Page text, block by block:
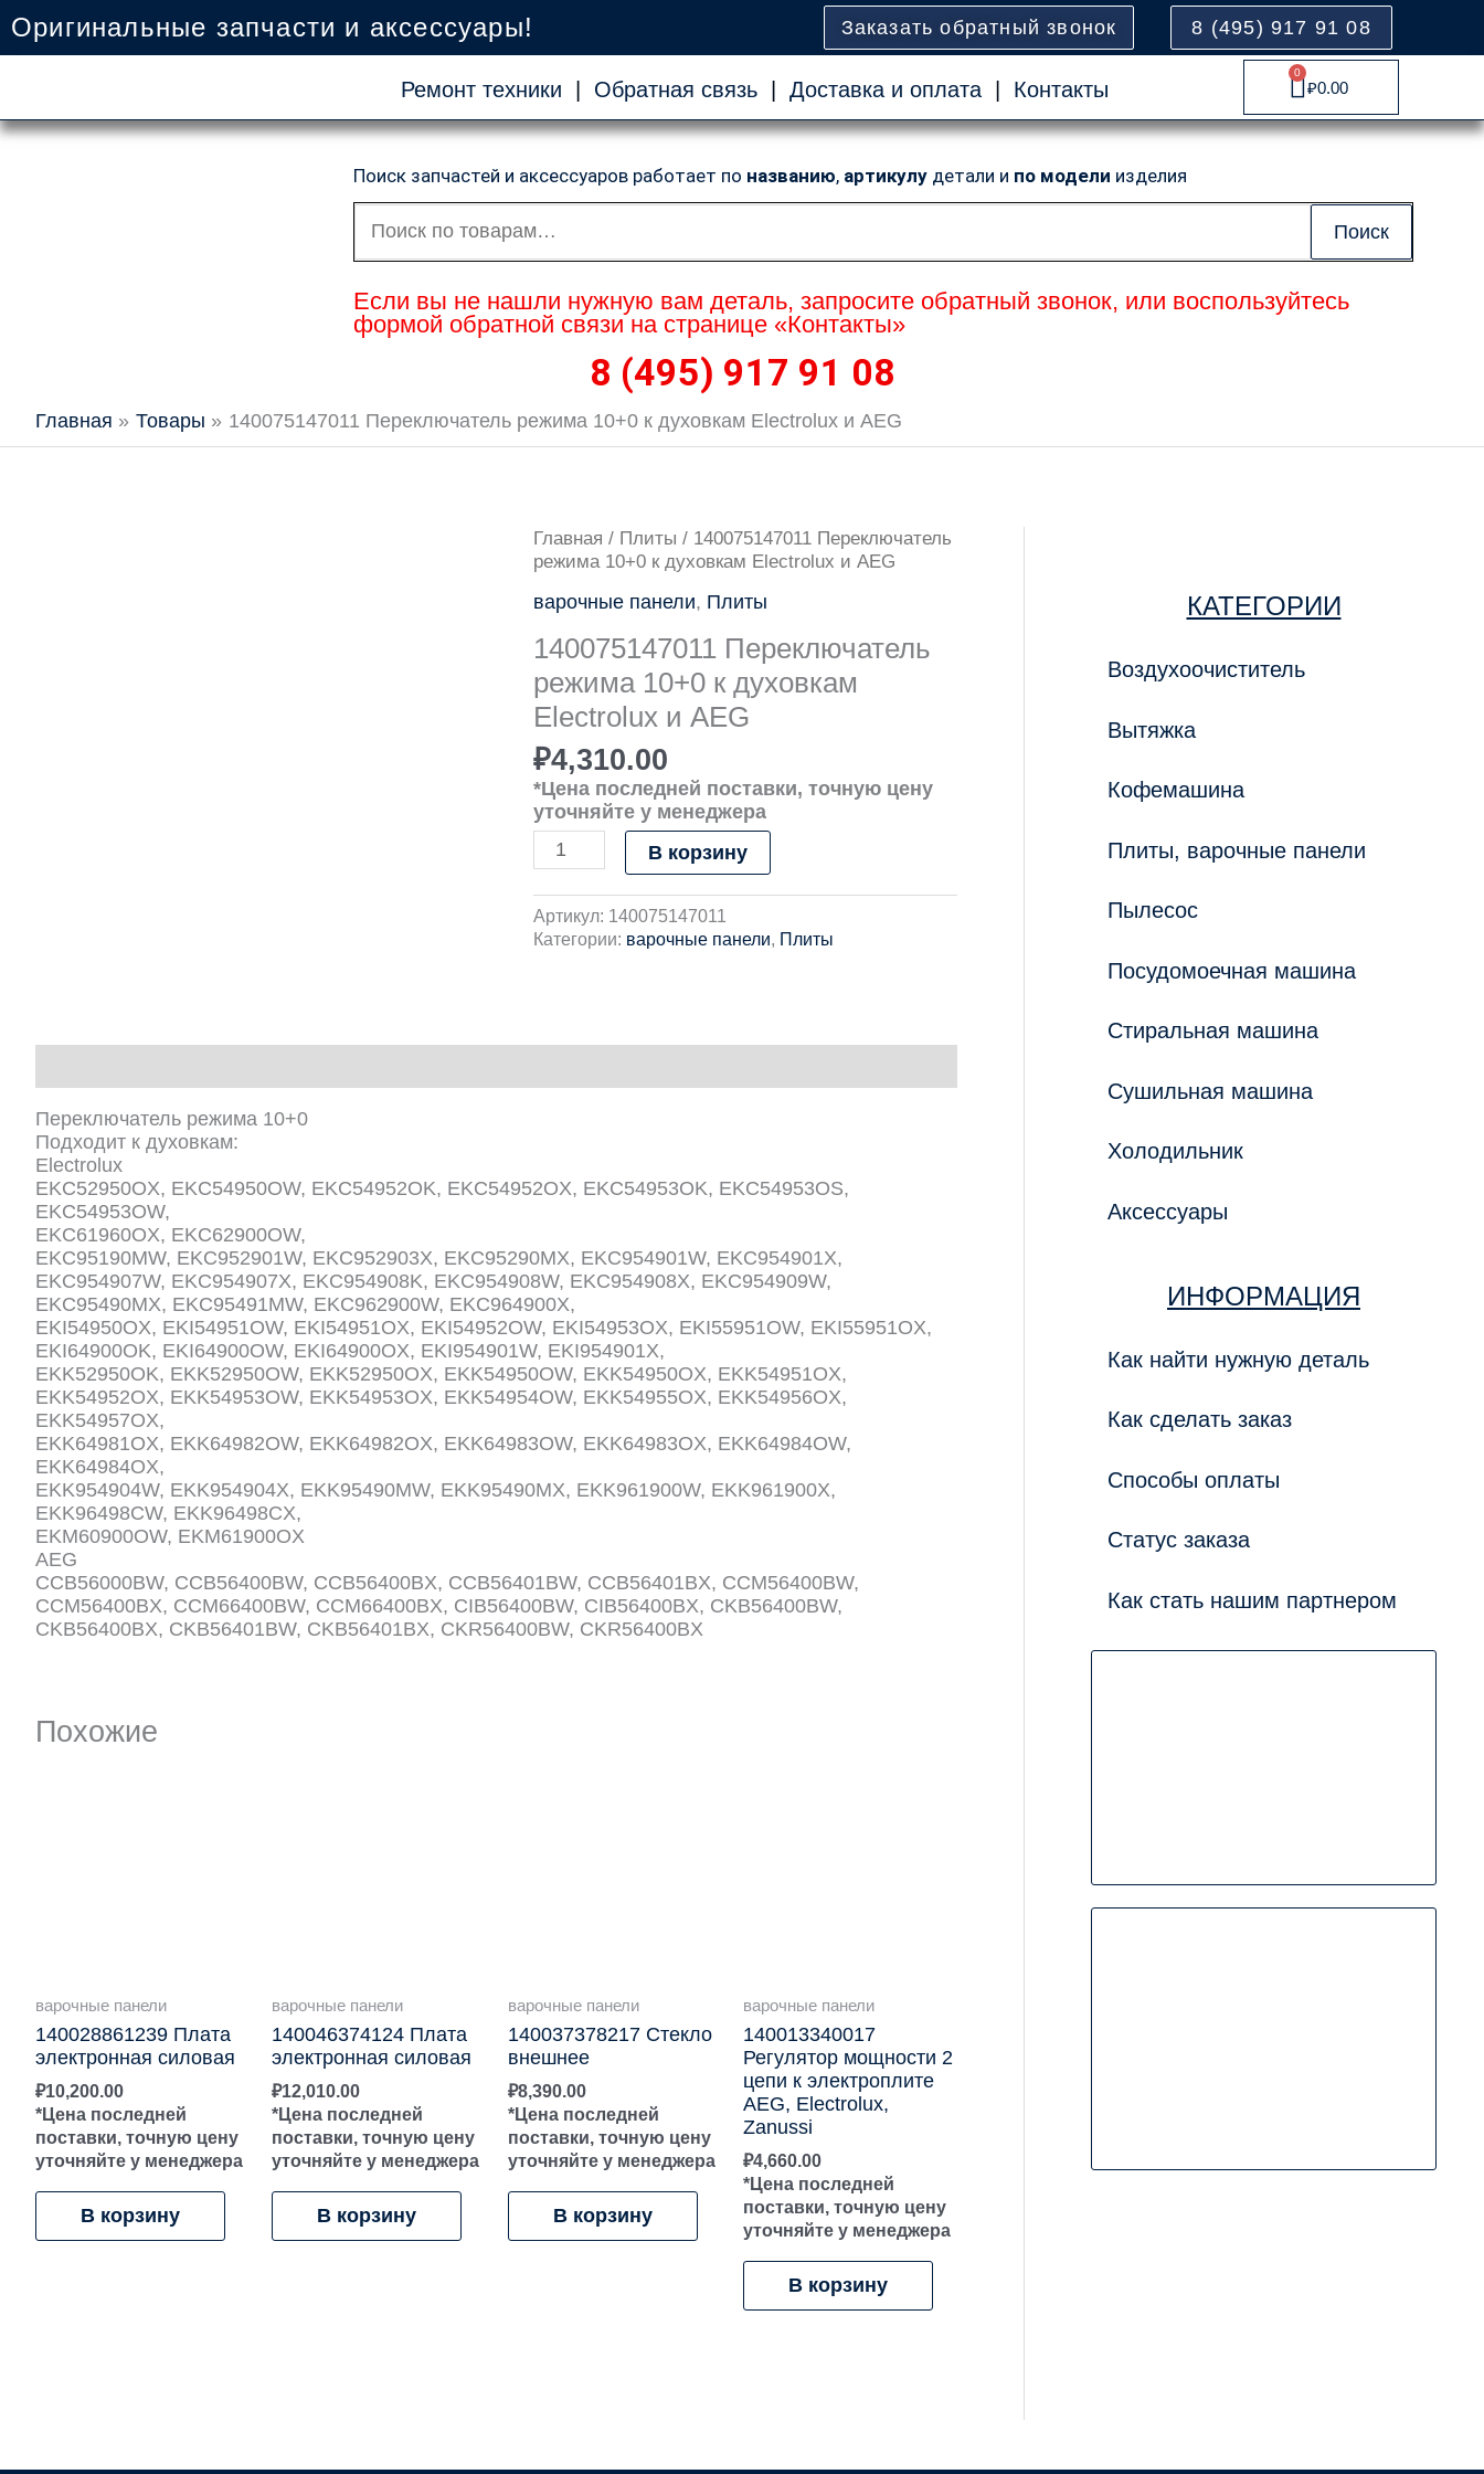
содержимому
Оригинальные запчасти и аксессуары! Заказать обратный звонок 8 (495) 917 91 08
Ремонт техники | Обратная связь| Доставка и оплата| Контакты ₽0.00
0
Cart
Поиск запчастей и аксессуаров работает по названию, артикулу детали и по модели изделия
Искать:
Поиск
Если вы не нашли нужную вам деталь, запросите обратный звонок, или воспользуйтесь
формой обратной связи на странице «Контакты»
8 (495) 917 91 08
Главная Товары 140075147011 Переключатель режима 10+0 к духовкам Electrolux и AEG
Главная / Плиты / 140075147011 Переключатель
режима 10+0 к духовкам Electrolux и AEG
варочные панели, Плиты
140075147011 Переключатель
режима 10+0 к духовкам
Electrolux и AEG
₽4,310.00
*Цена последней поставки, точную цену
уточняйте у менеджера
Количество
товара
Переключатель
10+0
к
духовкам
Electrolux
и
AEG
В корзину
Артикул: 140075147011
Категории: варочные панели, Плиты
Переключатель режима 10+0
Подходит к духовкам:
Electrolux
EKC52950OX, EKC54950OW, EKC54952OK, EKC54952OX, EKC54953OK, EKC54953OS,
EKC54953OW,
EKC61960OX, EKC62900OW,
EKC95190MW, EKC952901W, EKC952903X, EKC95290MX, EKC954901W, EKC954901X,
EKC954907W, EKC954907X, EKC954908K, EKC954908W, EKC954908X, EKC954909W,
EKC95490MX, EKC95491MW, EKC962900W, EKC964900X,
EKI54950OX, EKI54951OW, EKI54951OX, EKI54952OW, EKI54953OX, EKI55951OW, EKI55951OX,
EKI64900OK, EKI64900OW, EKI64900OX, EKI954901W, EKI954901X,
EKK52950OK, EKK52950OW, EKK52950OX, EKK54950OW, EKK54950OX, EKK54951OX,
EKK54952OX, EKK54953OW, EKK54953OX, EKK54954OW, EKK54955OX, EKK54956OX,
EKK54957OX,
EKK64981OX, EKK64982OW, EKK64982OX, EKK64983OW, EKK64983OX, EKK64984OW,
EKK64984OX,
EKK954904W, EKK954904X, EKK95490MW, EKK95490MX, EKK961900W, EKK961900X,
EKK96498CW, EKK96498CX,
EKM60900OW, EKM61900OX
AEG
CCB56000BW, CCB56400BW, CCB56400BX, CCB56401BW, CCB56401BX, CCM56400BW,
CCM56400BX, CCM66400BW, CCM66400BX, CIB56400BW, CIB56400BX, CKB56400BW,
CKB56400BX, CKB56401BW, CKB56401BX, CKR56400BW, CKR56400BX
Похожие
варочные панели
140028861239 Плата
электронная силовая
₽10,200.00
*Цена последней
поставки, точную цену
уточняйте у менеджера
В корзину
варочные панели
140046374124 Плата
электронная силовая
₽12,010.00
*Цена последней
поставки, точную цену
уточняйте у менеджера
В корзину
варочные панели
140037378217 Стекло
внешнее
₽8,390.00
*Цена последней
поставки, точную цену
уточняйте у менеджера
В корзину
варочные панели
140013340017
Регулятор мощности 2
цепи к электроплите
AEG, Electrolux,
Zanussi
₽4,660.00
*Цена последней
поставки, точную цену
уточняйте у менеджера
В корзину
КАТЕГОРИИ
Воздухоочиститель
Вытяжка
Кофемашина
Плиты, варочные панели
Пылесос
Посудомоечная машина
Стиральная машина
Сушильная машина
Холодильник
Аксессуары
ИНФОРМАЦИЯ
Как найти нужную деталь
Как сделать заказ
Способы оплаты
Статус заказа
Как стать нашим партнером